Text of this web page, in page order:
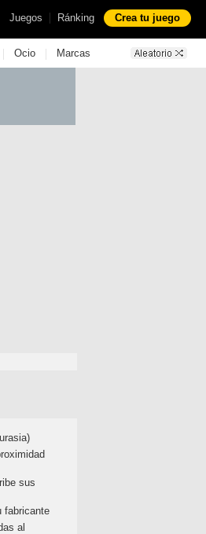
Juegos | Ránking Crea tu juego
| Ocio | Marcas
sus
fabricante
al